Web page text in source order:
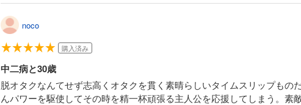
noco
購入済み
中二病と30歳
脱オタクなんてせず志高くオタクを貫く素晴らしいタイムスリップも
んパワーを駆使してその時を精一杯頑張る主人公を応援してしまう。素